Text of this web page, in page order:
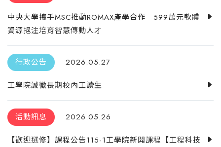
中央大學攜手MSC推動ROMAX產學合作 599萬元軟體
資源挹注培育智慧傳動人才
行政公告 2026.05.27
工學院誠徵長期校內工讀生
活動訊息 2026.05.26
【歡迎選修】課程公告115-1工學院新開課程【工程科技